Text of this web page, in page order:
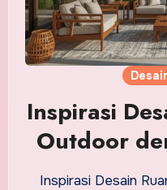
Inspirasi
Outdoor
Inspirasi Desain Ruang Tamu Outdoor dengan